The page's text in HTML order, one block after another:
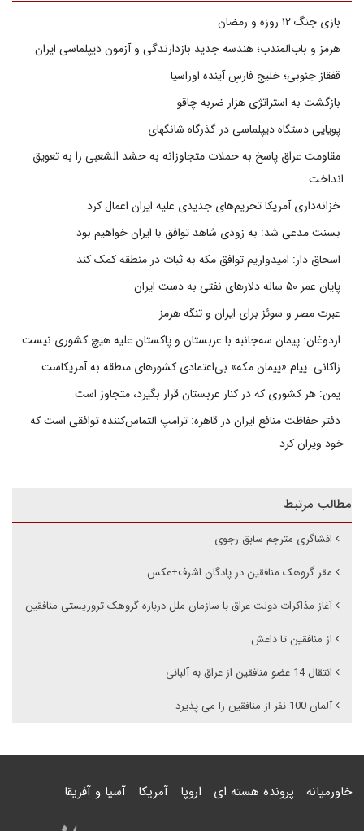
بازی جنگ ۱۲ روزه و رمضان
هرمز و باب‌المندب؛ هندسه جدید بازدارندگی و آزمون دیپلماسی ایران
قفقاز جنوبی؛ خلیج فارسِ آینده اوراسیا
بازگشت به استراتژی هزار ضربه چاقو
پویایی دستگاه دیپلماسی در گذرگاه شانگهای
مقاومت عراق پاسخ به حملات متجاوزانه به حشد الشعبی را به تعویق
انداخت
خزانه‌داری آمریکا تحریم‌های جدیدی علیه ایران اعمال کرد
بسنت مدعی شد: به زودی شاهد توافق با ایران خواهیم بود
اسحاق دار: امیدواریم توافق مکه به ثبات در منطقه کمک کند
پایان عمر ۵۰ ساله دلارهای نفتی به دست ایران
عبرت مصر و سوئز برای ایران و تنگه هرمز
اردوغان: پیمان سه‌جانبه با عربستان و پاکستان علیه هیچ کشوری نیست
زاکانی: پیام «پیمان مکه» بی‌اعتمادی کشورهای منطقه به آمریکاست
یمن: هر کشوری که در کنار عربستان قرار بگیرد، متجاوز است
دفتر حفاظت منافع ایران در قاهره: ترامپ التماس‌کننده توافقی است که
خود ویران کرد
مطالب مرتبط
افشاگری مترجم سابق رجوی
مقر گروهک منافقین در پادگان اشرف+عکس
آغاز مذاکرات دولت عراق با سازمان ملل درباره گروهک تروریستی منافقین
از منافقین تا داعش
انتقال 14 عضو منافقین از عراق به آلبانی
آلمان 100 نفر از منافقین را می پذیرد
خاورمیانه پرونده هسته ای اروپا آمریکا آسیا و آفریقا